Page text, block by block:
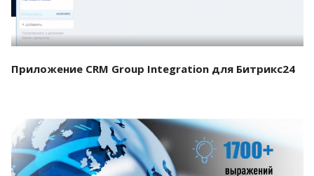
Приложение CRM Group Integration для Битрикс24